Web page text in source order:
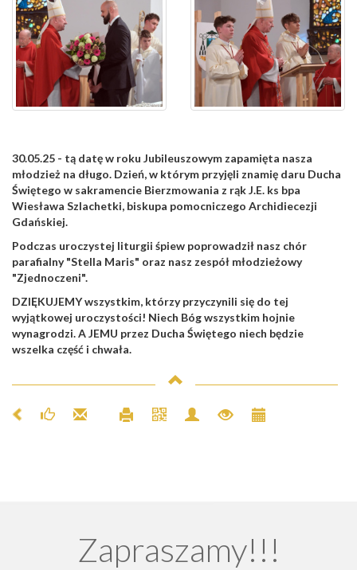
30.05.25 - tą datę w roku Jubileuszowym zapamięta nasza
młodzież na długo. Dzień, w którym przyjęli znamię daru Ducha
Świętego w sakramencie Bierzmowania z rąk J.E. ks bpa
Wiesława Szlachetki, biskupa pomocniczego Archidiecezji
Gdańskiej.
Podczas uroczystej liturgii śpiew poprowadził nasz chór
parafialny "Stella Maris" oraz nasz zespół młodzieżowy
"Zjednoczeni".
DZIĘKUJEMY wszystkim, którzy przyczynili się do tej
wyjątkowej uroczystości! Niech Bóg wszystkim hojnie
wynagrodzi. A JEMU przez Ducha Świętego niech będzie
wszelka część i chwała.
Zapraszamy!!!